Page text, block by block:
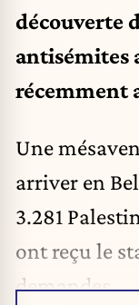
découverte
antisémites
récemment
Une
arriver en
3.281
ont reçu le
demandes.